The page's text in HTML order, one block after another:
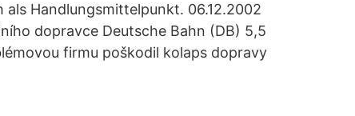
Handlungsmittelpunkt. 06.12.2002
dopravce Deutsche Bahn (DB) 5,5
firmu poškodil kolaps dopravy